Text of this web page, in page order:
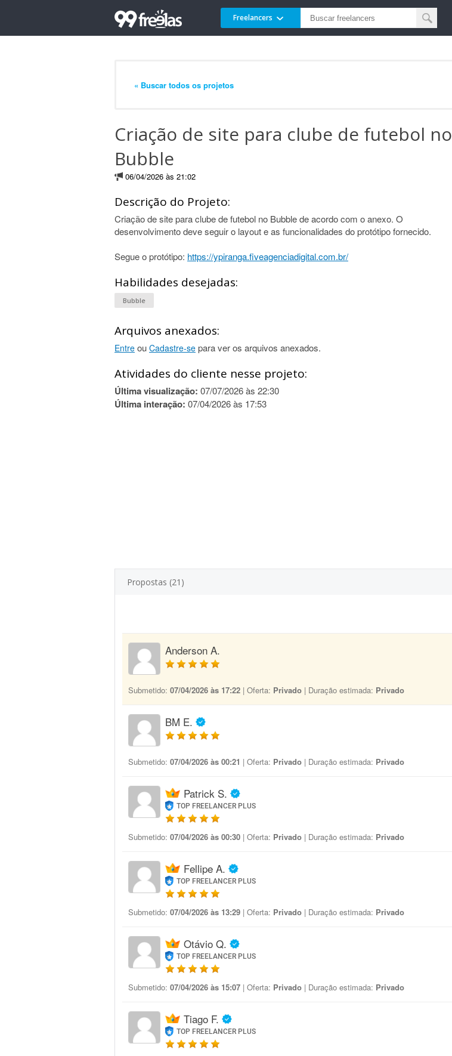
Freelancers
« Buscar todos os projetos
Criação de site para clube de futebol no
Bubble
06/04/2026 às 21:02
Descrição do Projeto:
Criação de site para clube de futebol no Bubble de acordo com o anexo. O
desenvolvimento deve seguir o layout e as funcionalidades do protótipo fornecido.
Segue o protótipo: https://ypiranga.fiveagenciadigital.com.br/
Habilidades desejadas:
Bubble
Arquivos anexados:
Entre ou Cadastre-se para ver os arquivos anexados.
Atividades do cliente nesse projeto:
Última visualização: 07/07/2026 às 22:30
Última interação: 07/04/2026 às 17:53
Propostas (21)
Anderson A.
Submetido: 07/04/2026 às 17:22 | Oferta: Privado | Duração estimada: Privado
BM E.
Submetido: 07/04/2026 às 00:21 | Oferta: Privado | Duração estimada: Privado
Patrick S.
TOP FREELANCER PLUS
Submetido: 07/04/2026 às 00:30 | Oferta: Privado | Duração estimada: Privado
Fellipe A.
TOP FREELANCER PLUS
Submetido: 07/04/2026 às 13:29 | Oferta: Privado | Duração estimada: Privado
Otávio Q.
TOP FREELANCER PLUS
Submetido: 07/04/2026 às 15:07 | Oferta: Privado | Duração estimada: Privado
Tiago F.
TOP FREELANCER PLUS